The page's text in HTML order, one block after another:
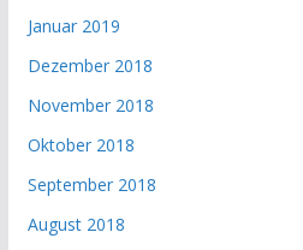
Januar 2019
Dezember 2018
November 2018
Oktober 2018
September 2018
August 2018